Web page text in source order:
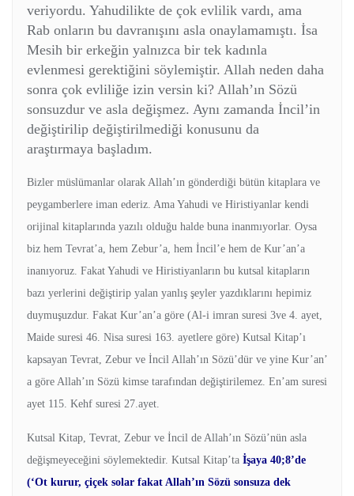
veriyordu. Yahudilikte de çok evlilik vardı, ama
Rab onların bu davranışını asla onaylamamıştı. İsa
Mesih bir erkeğin yalnızca bir tek kadınla
evlenmesi gerektiğini söylemiştir. Allah neden daha
sonra çok evliliğe izin versin ki? Allah’ın Sözü
sonsuzdur ve asla değişmez. Aynı zamanda İncil’in
değiştirilip değiştirilmediği konusunu da
araştırmaya başladım.
Bizler müslümanlar olarak Allah’ın gönderdiği bütün kitaplara ve
peygamberlere iman ederiz. Ama Yahudi ve Hiristiyanlar kendi
orijinal kitaplarında yazılı olduğu halde buna inanmıyorlar. Oysa
biz hem Tevrat’a, hem Zebur’a, hem İncil’e hem de Kur’an’a
inanıyoruz. Fakat Yahudi ve Hiristiyanların bu kutsal kitapların
bazı yerlerini değiştirip yalan yanlış şeyler yazdıklarını hepimiz
duymuşuzdur. Fakat Kur’an’a göre (Al-i imran suresi 3ve 4. ayet,
Maide suresi 46. Nisa suresi 163. ayetlere göre) Kutsal Kitap’ı
kapsayan Tevrat, Zebur ve İncil Allah’ın Sözü’dür ve yine Kur’an’
a göre Allah’ın Sözü kimse tarafından değiştirilemez. En’am suresi
ayet 115. Kehf suresi 27.ayet.
Kutsal Kitap, Tevrat, Zebur ve İncil de Allah’ın Sözü’nün asla
değişmeyeceğini söylemektedir. Kutsal Kitap’ta İşaya 40;8’de
(‘Ot kurur, çiçek solar fakat Allah’ın Sözü sonsuza dek